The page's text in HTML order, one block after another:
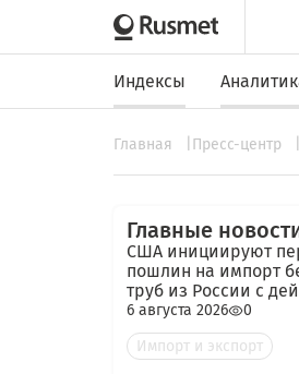
Индексы
Главная Пресс-центр
Главные
США инициируют
пошлин на импорт
труб из России с
ставкой 209,72%
6 августа 2026
0
Импорт и экспорт